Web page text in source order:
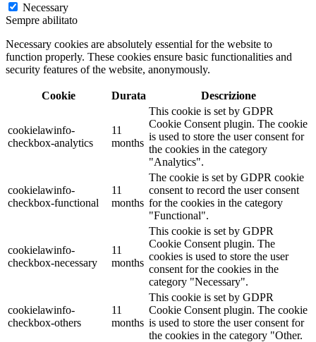
Necessary
Sempre abilitato
Necessary cookies are absolutely essential for the website to
function properly. These cookies ensure basic functionalities and
security features of the website, anonymously.
Cookie Durata Descrizione
cookielawinfo-
checkbox-analytics
11
months
This cookie is set by GDPR
Cookie Consent plugin. The cookie
is used to store the user consent for
the cookies in the category
"Analytics".
cookielawinfo-
checkbox-functional
11
months
The cookie is set by GDPR cookie
consent to record the user consent
for the cookies in the category
"Functional".
cookielawinfo-
checkbox-necessary
11
months
This cookie is set by GDPR
Cookie Consent plugin. The
cookies is used to store the user
consent for the cookies in the
category "Necessary".
cookielawinfo-
checkbox-others
11
months
This cookie is set by GDPR
Cookie Consent plugin. The cookie
is used to store the user consent for
the cookies in the category "Other.